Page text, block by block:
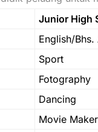
Junior High
English/
Sport
Fotography
Dancing
Movie Maker